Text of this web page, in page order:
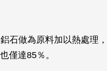
石做為原料加以熱處理
僅達85％。